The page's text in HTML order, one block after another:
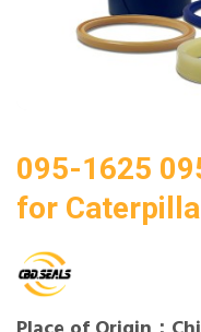
095-1625
for